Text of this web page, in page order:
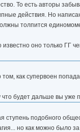
То есть авторы
действия. Но
толпится
оно только ГГ
как супервоен
что будет дальше вы уже
подобного
но как можно было